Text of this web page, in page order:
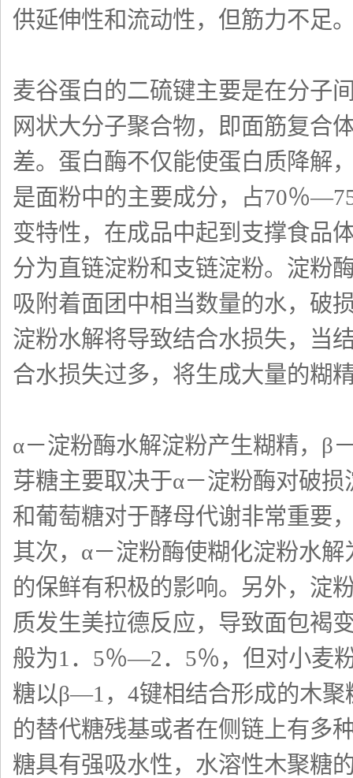
供延伸性和流动性，但筋力不足
麦谷蛋白的二硫键主要是在分子
网状大分子聚合物，即面筋复合
差。蛋白酶不仅能使蛋白质降解
是面粉中的主要成分，占70％
变特性，在成品中起到支撑食品
分为直链淀粉和支链淀粉。淀粉
吸附着面团中相当数量的水，破
淀粉水解将导致结合水损失，当
合水损失过多，将生成大量的糊
α－淀粉酶水解淀粉产生糊精，β
芽糖主要取决于α－淀粉酶对破
和葡萄糖对于酵母代谢非常重要
其次，α－淀粉酶使糊化淀粉水
的保鲜有积极的影响。另外，淀
质发生美拉德反应，导致面包褐
般为1．5％—2．5％，但对小麦
糖以β—1，4键相结合形成的木
的替代糖残基或者在侧链上有多
糖具有强吸水性，水溶性木聚糖